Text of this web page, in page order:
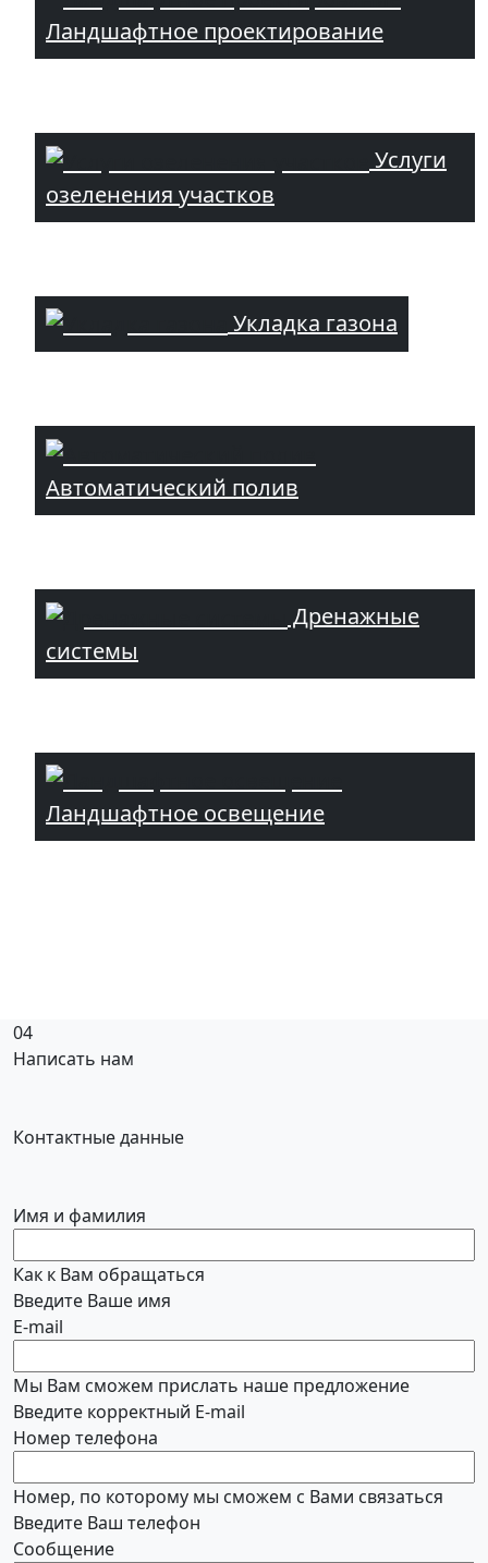
Ландшафтное проектирование
Услуги
озеленения участков
Укладка газона
Автоматический полив
Дренажные
системы
Ландшафтное освещение
04
Написать нам
Контактные данные
Имя и фамилия
Как к Вам обращаться
Введите Ваше имя
E-mail
Мы Вам сможем прислать наше предложение
Введите корректный E-mail
Номер телефона
Номер, по которому мы сможем с Вами связаться
Введите Ваш телефон
Сообщение